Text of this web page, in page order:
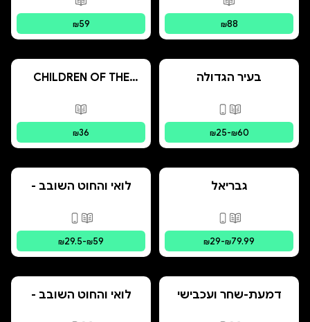
פורמטים זמינים
₪88
פורמטים זמינים
₪59
בעיר הגדולה
פורמטים זמינים מודפס, דיגיטלי
₪25-₪60
CHILDREN OF THE
פורמטים זמינים
₪36
גבריאל
פורמטים זמינים מודפס, דיגיטלי
₪29-₪79.99
לואי והחוט השובב -
המרחפים
פורמטים זמינים
₪29.5-₪59
דמעת-שחר ועכבישי
לואי והחוט השובב -